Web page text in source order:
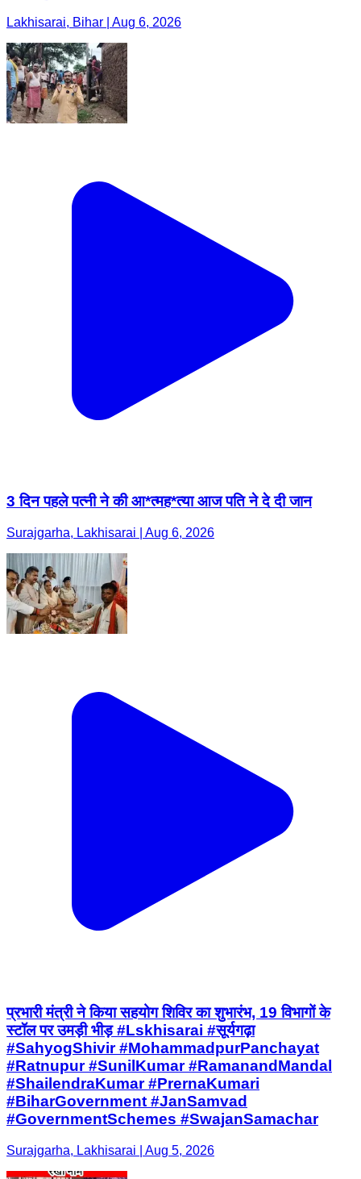
Lakhisarai, Bihar | Aug 6, 2026
3 दिन पहले पत्नी ने की आ*त्मह*त्या आज पति ने दे दी जान
Surajgarha, Lakhisarai | Aug 6, 2026
प्रभारी मंत्री ने किया सहयोग शिविर का शुभारंभ, 19 विभागों के
स्टॉल पर उमड़ी भीड़ #Lskhisarai #सूर्यगढ़ा
#SahyogShivir #MohammadpurPanchayat
#Ratnupur #SunilKumar #RamanandMandal
#ShailendraKumar #PrernaKumari
#BiharGovernment #JanSamvad
#GovernmentSchemes #SwajanSamachar
Surajgarha, Lakhisarai | Aug 5, 2026